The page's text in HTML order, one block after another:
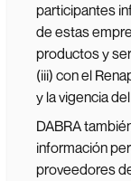
participantes
de estas
productos y
(iii) con el
y la vigencia
DABRA
información
proveedores